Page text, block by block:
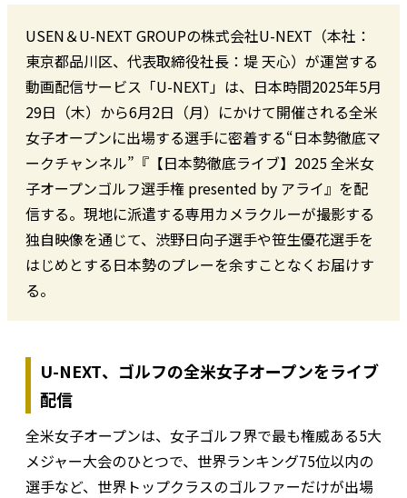
USEN＆U-NEXT GROUPの株式会社U-NEXT（本社：
東京都品川区、代表取締役社長：堤 天心）が運営する
動画配信サービス「U-NEXT」は、日本時間2025年5月
29日（木）から6月2日（月）にかけて開催される全米
女子オープンに出場する選手に密着する“日本勢徹底マ
ークチャンネル”『【日本勢徹底ライブ】2025 全米女
子オープンゴルフ選手権 presented by アライ』を配
信する。現地に派遣する専用カメラクルーが撮影する
独自映像を通じて、渋野日向子選手や笹生優花選手を
はじめとする日本勢のプレーを余すことなくお届けす
る。
U-NEXT、ゴルフの全米女子オープンをライブ
配信
全米女子オープンは、女子ゴルフ界で最も権威ある5大
メジャー大会のひとつで、世界ランキング75位以内の
選手など、世界トップクラスのゴルファーだけが出場